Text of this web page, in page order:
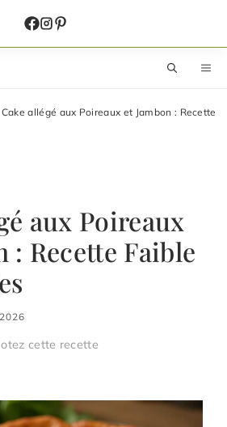
Cake allégé aux Poireaux et Jambon : Recette
aux Poireaux
: Recette Faible
cette recette